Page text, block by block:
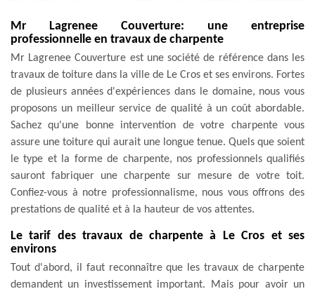
Mr Lagrenee Couverture: une entreprise
professionnelle en travaux de charpente
Mr Lagrenee Couverture est une société de référence dans les
travaux de toiture dans la ville de Le Cros et ses environs. Fortes
de plusieurs années d'expériences dans le domaine, nous vous
proposons un meilleur service de qualité à un coût abordable.
Sachez qu'une bonne intervention de votre charpente vous
assure une toiture qui aurait une longue tenue. Quels que soient
le type et la forme de charpente, nos professionnels qualifiés
sauront fabriquer une charpente sur mesure de votre toit.
Confiez-vous à notre professionnalisme, nous vous offrons des
prestations de qualité et à la hauteur de vos attentes.
Le tarif des travaux de charpente à Le Cros et ses
environs
Tout d'abord, il faut reconnaître que les travaux de charpente
demandent un investissement important. Mais pour avoir un